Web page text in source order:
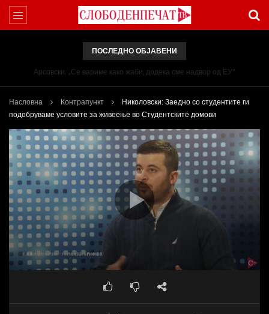
ПОСЛЕДНО ОБЈАВЕНИ
Арсовски: „Се вариме како жаби, додека сме надвор од ЕУ“
Насловна Контрапункт
Николовски: Заедно со студентите ги
подобруваме условите за живеење во Студентските домови